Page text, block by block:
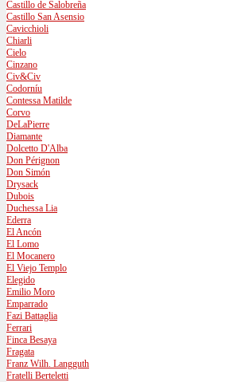
Castillo de Salobreña
Castillo San Asensio
Cavicchioli
Chiarli
Cielo
Cinzano
Civ&Civ
Codorníu
Contessa Matilde
Corvo
DeLaPierre
Diamante
Dolcetto D'Alba
Don Pérignon
Don Simón
Drysack
Dubois
Duchessa Lia
Ederra
El Ancón
El Lomo
El Mocanero
El Viejo Templo
Elegido
Emilio Moro
Emparrado
Fazi Battaglia
Ferrari
Finca Besaya
Fragata
Franz Wilh. Langguth
Fratelli Berteletti